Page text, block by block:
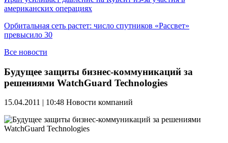
американских операциях
Орбитальная сеть растет: число спутников «Рассвет»
превысило 30
Все новости
Будущее защиты бизнес-коммуникаций за
решениями WatchGuard Technologies
15.04.2011 | 10:48 Новости компаний